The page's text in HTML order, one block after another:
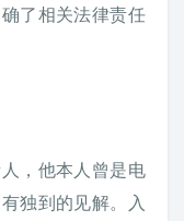
了相关法律责任
，他本人曾是电
独到的见解。入